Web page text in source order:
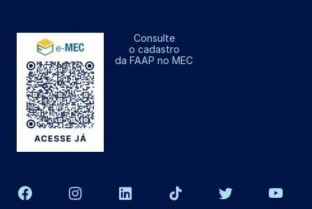
Consulte
o cadastro
da FAAP no MEC